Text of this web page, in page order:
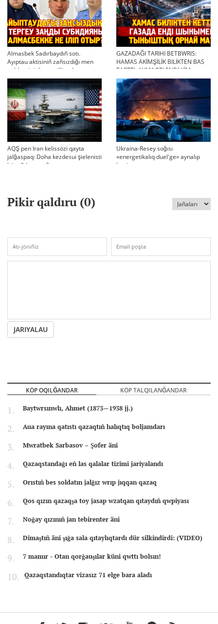
Almasbek Sadırbaydıñ sotı.
Ayıptau aktisiniñ zañsızdığı men
qoldan ösirilgen milliondar
GAZADAĞI TARIHI BETBWRIS:
HAMAS ÄKİMŞİLİK BILİKTEN BAS
TARTTI. AYMAQTI ENDİ KİM
BASQARADI?
AQŞ pen Iran kelissözi qayta
jalğaspaq: Doha kezdesui şielenisti
bäseñdete me?
Ukraina-Resey soğısı
«energetikalıq duel'ge» aynalıp
ketti
Pikir qaldıru (0)
JARIYALAU
KÖP OQILĞANDAR KÖP TALQILANĞANDAR
Baytwrsınwlı, Ahmet (1873—1938 jj.)
Aua rayına qatıstı qazaqtıñ halıqtıq boljamdarı
Mwratbek Sarbasov – Şofer äni
Qazaqstandağı eñ las qalalar tizimi jariyalandı
Orıstıñ bes soldatın jalğız wrıp jıqqan qazaq
Qos qızın qazaqşa toy jasap wzatqan qıtaydıñ qwpiyası
Noğay qızınıñ jan tebirenter äni
Dimaştıñ äni şığa sala qıtaylıqtardı dür silkindirdi: (VIDEO)
7 mamır - Otan qorğauşılar küni qwttı bolsın!
Qazaqstandıqtar vizasız 71 elge bara aladı